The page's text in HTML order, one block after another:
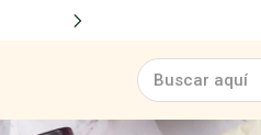
Buscar aquí